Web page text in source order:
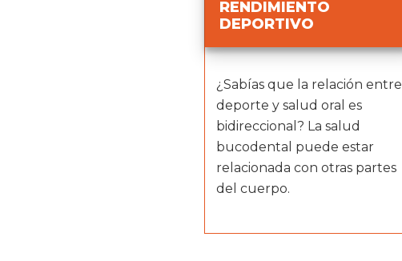
RENDIMIENTO
DEPORTIVO
¿Sabías que la relación entre
deporte y salud oral es
bidireccional? La salud
bucodental puede estar
relacionada con otras partes
del cuerpo.